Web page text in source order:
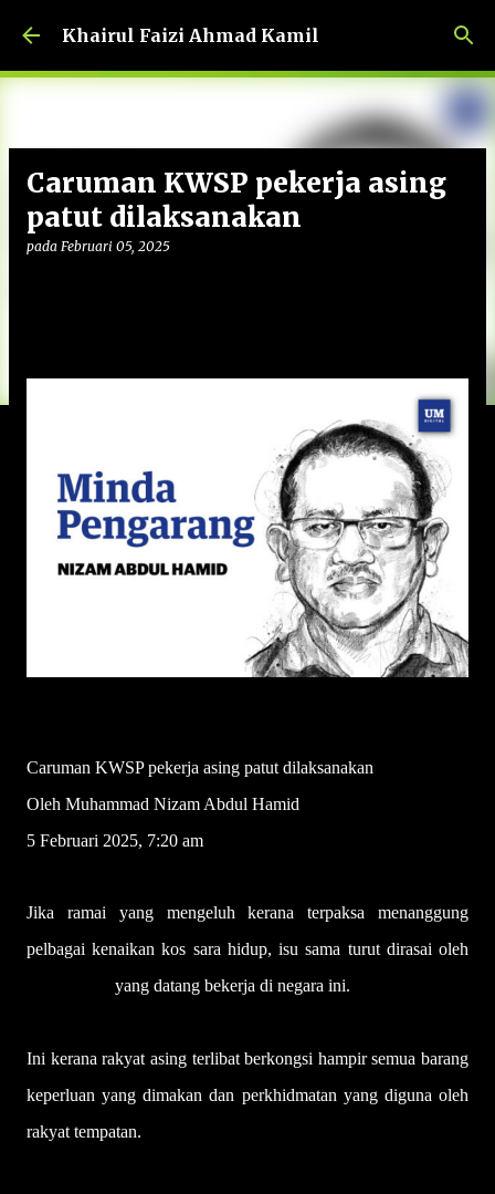
Langkau ke kandungan utama
Khairul Faizi Ahmad Kamil
Caruman KWSP pekerja asing
patut dilaksanakan
pada Februari 05, 2025
Caruman KWSP pekerja asing patut dilaksanakan
Oleh Muhammad Nizam Abdul Hamid
5 Februari 2025, 7:20 am
Jika ramai yang mengeluh kerana terpaksa menanggung
pelbagai kenaikan kos sara hidup, isu sama turut dirasai oleh
yang datang bekerja di negara ini.
Ini kerana rakyat asing terlibat berkongsi hampir semua barang
keperluan yang dimakan dan perkhidmatan yang diguna oleh
rakyat tempatan.